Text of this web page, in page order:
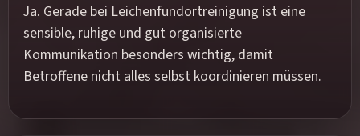
Ja. Gerade bei Leichenfundortreinigung ist eine
sensible, ruhige und gut organisierte
Kommunikation besonders wichtig, damit
Betroffene nicht alles selbst koordinieren müssen.